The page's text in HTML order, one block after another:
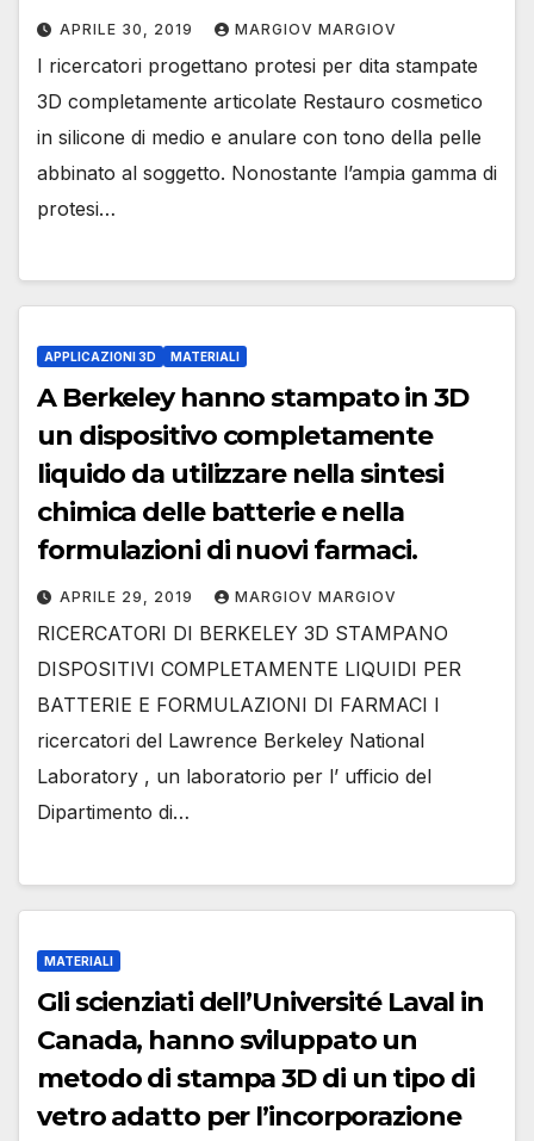
mano
APRILE 30, 2019 MARGIOV MARGIOV
I ricercatori progettano protesi per dita stampate
3D completamente articolate Restauro cosmetico
in silicone di medio e anulare con tono della pelle
abbinato al soggetto. Nonostante l’ampia gamma di
protesi…
APPLICAZIONI 3D MATERIALI
A Berkeley hanno stampato in 3D
un dispositivo completamente
liquido da utilizzare nella sintesi
chimica delle batterie e nella
formulazioni di nuovi farmaci.
APRILE 29, 2019 MARGIOV MARGIOV
RICERCATORI DI BERKELEY 3D STAMPANO
DISPOSITIVI COMPLETAMENTE LIQUIDI PER
BATTERIE E FORMULAZIONI DI FARMACI I
ricercatori del Lawrence Berkeley National
Laboratory , un laboratorio per l’ ufficio del
Dipartimento di…
MATERIALI
Gli scienziati dell’Université Laval in
Canada, hanno sviluppato un
metodo di stampa 3D di un tipo di
vetro adatto per l’incorporazione